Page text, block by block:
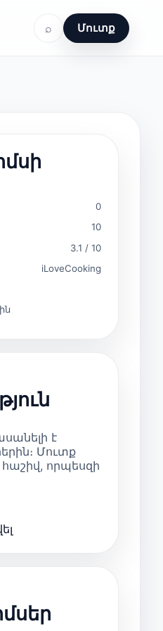
⌕ Մուտք
0
10
3.1 / 10
iLoveCooking
է
Մուտք
որպեսզի